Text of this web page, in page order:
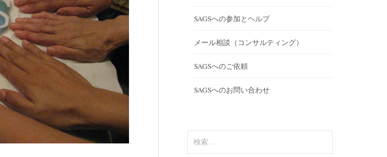
SAGSへの参加とヘルプ
メール相談（コンサルティング）
SAGSへのご依頼
SAGSへのお問い合わせ
索